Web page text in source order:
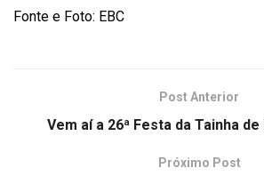
Fonte e Foto: EBC
Post Anterior
Vem aí a 26ª Festa da Tainha
Próximo Post